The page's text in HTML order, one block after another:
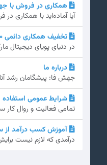
همکاری در فروش با جهش فا – سود
آیا آماده‌اید با همکاری
تخفیف همکاری دائمی 30% ویژه متخصصان سئو در جهش فا
در دنیای پویای
درباره ما
جهش فا: پیشگامان رشد آنلاین جهش فا، که
شرایط عمومی
تمامی فعالیت و روال کار
آموزش کسب درآمد از
درآمدی که لازم نیست